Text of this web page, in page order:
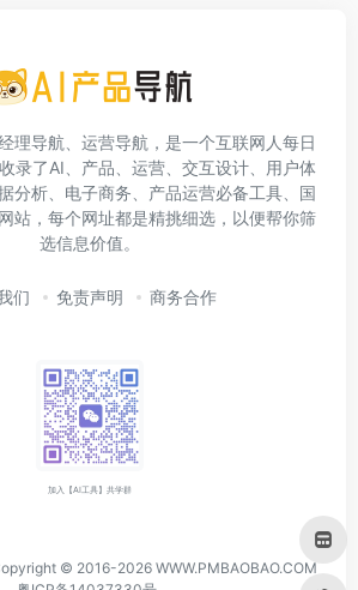
理导航、运营导航，是一个互联网人每日
录了AI、产品、运营、交互设计、用户体
分析、电子商务、产品运营必备工具、国
站，每个网址都是精挑细选，以便帮你筛
选信息价值。
们 免责声明 商务合作
加入【AI工具】共学群
© 2016-2026 WWW.PMBAOBAO.COM